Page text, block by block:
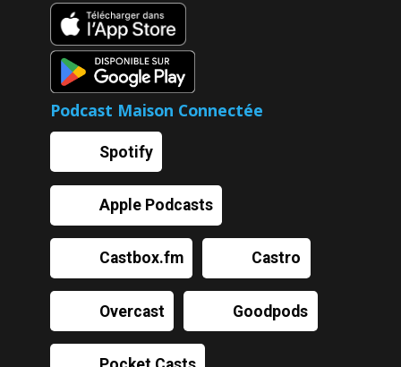
Podcast Maison Connectée
Spotify
Apple Podcasts
Castbox.fm Castro
Overcast Goodpods